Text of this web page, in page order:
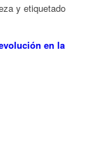
y etiquetado
en la